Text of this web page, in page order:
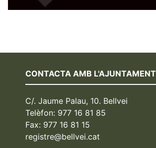
CONTACTA AMB L'AJUNTAMENT
C/. Jaume Palau, 10. Bellvei
Telèfon: 977 16 81 85
Fax: 977 16 81 15
registre@bellvei.cat